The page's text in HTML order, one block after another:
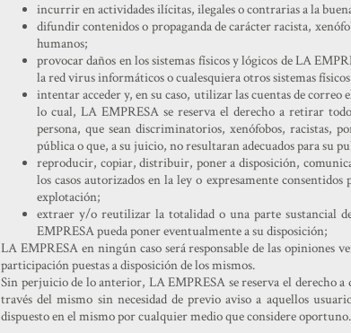
incurrir en actividades ilícitas, ilegales o contrarias a la
difundir contenidos o propaganda de carácter racista,
humanos;
provocar daños en los sistemas físicos y lógicos de LA
la red virus informáticos o cualesquiera otros sistemas
intentar acceder y, en su caso, utilizar las cuentas de
lo cual, LA EMPRESA se reserva el derecho a retirar
persona, que sean discriminatorios, xenófobos, racistas,
pública o que, a su juicio, no resultaran adecuados para su
reproducir, copiar, distribuir, poner a disposición,
los casos autorizados en la ley o expresamente
explotación;
extraer y/o reutilizar la totalidad o una parte sustancial
EMPRESA pueda poner eventualmente a su disposición;
LA EMPRESA en ningún caso será responsable de las opiniones
participación puestas a disposición de los mismos.
Sin perjuicio de lo anterior, LA EMPRESA se reserva el derecho
través del mismo sin necesidad de previo aviso a aquellos
dispuesto en el mismo por cualquier medio que considere oportuno.